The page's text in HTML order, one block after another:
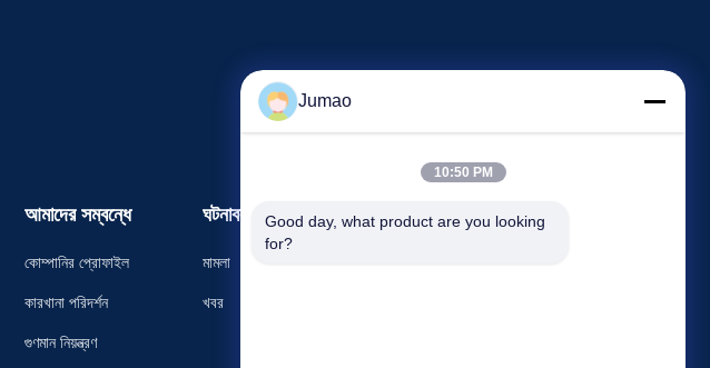
আমাদের সম্বন্ধে
কোম্পানির প্রোফাইল
কারখানা পরিদর্শন
গুণমান নিয়ন্ত্রণ
ঘটনাবলী
মামলা
খবর
অনুরোধ একটি উদ্ধৃতি
Jumao
10:50 PM
Good day, what product are you looking
for?